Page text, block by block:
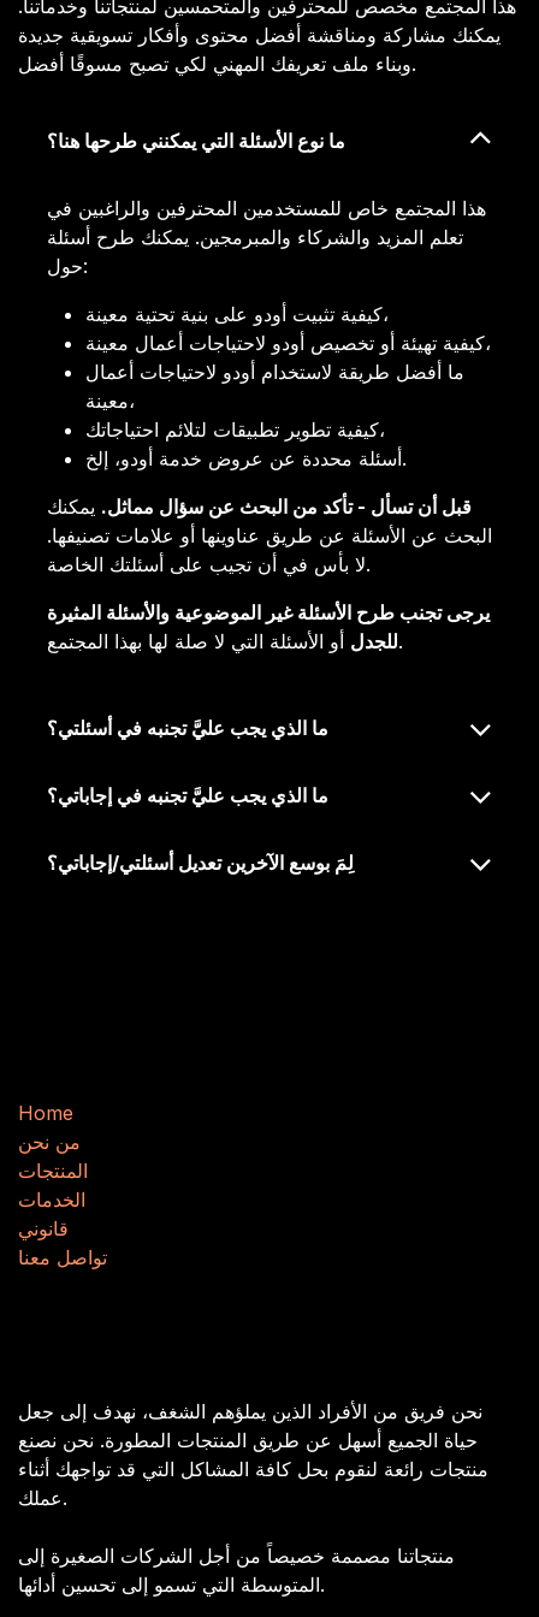
هذا المجتمع مخصص للمحترفين والمتحمسين لمنتجاتنا وخدماتنا.
يمكنك مشاركة ومناقشة أفضل محتوى وأفكار تسويقية جديدة
وبناء ملف تعريفك المهني لكي تصبح مسوقًا أفضل.
ما نوع الأسئلة التي يمكنني طرحها هنا؟
هذا المجتمع خاص للمستخدمين المحترفين والراغبين في
تعلم المزيد والشركاء والمبرمجين. يمكنك طرح أسئلة
حول:
كيفية تثبيت أودو على بنية تحتية معينة،
كيفية تهيئة أو تخصيص أودو لاحتياجات أعمال معينة،
ما أفضل طريقة لاستخدام أودو لاحتياجات أعمال
معينة،
كيفية تطوير تطبيقات لتلائم احتياجاتك،
أسئلة محددة عن عروض خدمة أودو، إلخ.
قبل أن تسأل - تأكد من البحث عن سؤال مماثل. يمكنك
البحث عن الأسئلة عن طريق عناوينها أو علامات تصنيفها.
لا بأس في أن تجيب على أسئلتك الخاصة.
يرجى تجنب طرح الأسئلة غير الموضوعية والأسئلة المثيرة
للجدلأو الأسئلة التي لا صلة لها بهذا المجتمع.
ما الذي يجب عليَّ تجنبه في أسئلتي؟
ما الذي يجب عليَّ تجنبه في إجاباتي؟
لِمَ بوسع الآخرين تعديل أسئلتي/إجاباتي؟
H​​ome
من نحن
المنتجات
الخدمات
قانوني
تواصل معنا
نحن فريق من الأفراد الذين يملؤهم الشغف، نهدف إلى جعل
حياة الجميع أسهل عن طريق المنتجات المطورة. نحن نصنع
منتجات رائعة لنقوم بحل كافة المشاكل التي قد تواجهك أثناء
عملك.
منتجاتنا مصممة خصيصاً من أجل الشركات الصغيرة إلى
المتوسطة التي تسمو إلى تحسين أدائها.